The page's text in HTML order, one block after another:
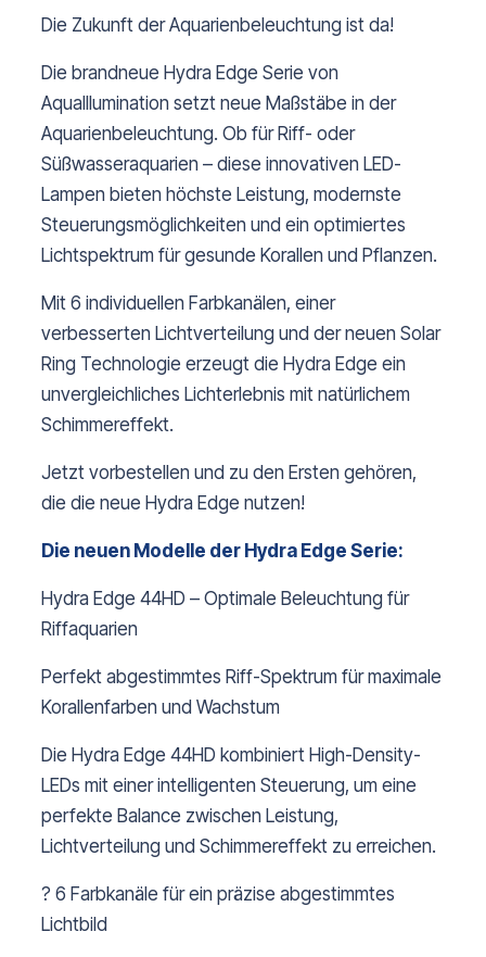
Die Zukunft der Aquarienbeleuchtung ist da!
Die brandneue Hydra Edge Serie von
AquaIllumination setzt neue Maßstäbe in der
Aquarienbeleuchtung. Ob für Riff- oder
Süßwasseraquarien – diese innovativen LED-
Lampen bieten höchste Leistung, modernste
Steuerungsmöglichkeiten und ein optimiertes
Lichtspektrum für gesunde Korallen und Pflanzen.
Mit 6 individuellen Farbkanälen, einer
verbesserten Lichtverteilung und der neuen Solar
Ring Technologie erzeugt die Hydra Edge ein
unvergleichliches Lichterlebnis mit natürlichem
Schimmereffekt.
Jetzt vorbestellen und zu den Ersten gehören,
die die neue Hydra Edge nutzen!
Die neuen Modelle der Hydra Edge Serie:
Hydra Edge 44HD – Optimale Beleuchtung für
Riffaquarien
Perfekt abgestimmtes Riff-Spektrum für maximale
Korallenfarben und Wachstum
Die Hydra Edge 44HD kombiniert High-Density-
LEDs mit einer intelligenten Steuerung, um eine
perfekte Balance zwischen Leistung,
Lichtverteilung und Schimmereffekt zu erreichen.
? 6 Farbkanäle für ein präzise abgestimmtes
Lichtbild